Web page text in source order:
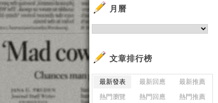
月曆
文章排行榜
最新發表 最新回應
最新推薦
熱門瀏覽
熱門回應 熱門推薦